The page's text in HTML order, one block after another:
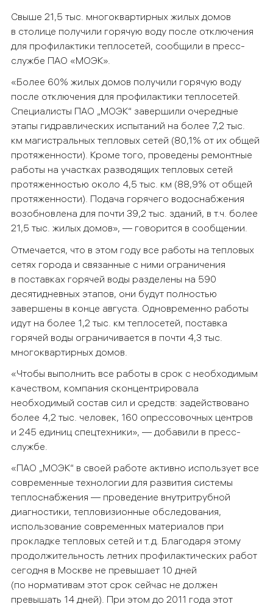
Свыше 21,5 тыс. многоквартирных жилых домов
в столице получили горячую воду после отключения
для профилактики теплосетей, сообщили в пресс-
службе ПАО «МОЭК».
«Более 60% жилых домов получили горячую воду
после отключения для профилактики теплосетей.
Специалисты ПАО „МОЭК“ завершили очередные
этапы гидравлических испытаний на более 7,2 тыс.
км магистральных тепловых сетей (80,1% от их общей
протяженности). Кроме того, проведены ремонтные
работы на участках разводящих тепловых сетей
протяженностью около 4,5 тыс. км (88,9% от общей
протяженности). Подача горячего водоснабжения
возобновлена для почти 39,2 тыс. зданий, в т.ч. более
21,5 тыс. жилых домов», — говорится в сообщении.
Отмечается, что в этом году все работы на тепловых
сетях города и связанные с ними ограничения
в поставках горячей воды разделены на 590
десятидневных этапов, они будут полностью
завершены в конце августа. Одновременно работы
идут на более 1,2 тыс. км теплосетей, поставка
горячей воды ограничивается в почти 4,3 тыс.
многоквартирных домов.
«Чтобы выполнить все работы в срок с необходимым
качеством, компания сконцентрировала
необходимый состав сил и средств: задействовано
более 4,2 тыс. человек, 160 опрессовочных центров
и 245 единиц спецтехники», — добавили в пресс-
службе.
«ПАО „МОЭК“ в своей работе активно использует все
современные технологии для развития системы
теплоснабжения — проведение внутритрубной
диагностики, тепловизионные обследования,
использование современных материалов при
прокладке тепловых сетей и т.д. Благодаря этому
продолжительность летних профилактических работ
сегодня в Москве не превышает 10 дней
(по нормативам этот срок сейчас не должен
превышать 14 дней). При этом до 2011 года этот